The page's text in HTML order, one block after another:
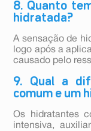
8. Quanto
hidratada?
A sensação de
logo após a
causado pelo
9. Qual a
comum e um
Os hidratantes
intensiva,